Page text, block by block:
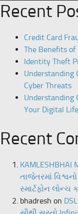
Recent
Credit Card
The Benefits
Identity Theft
Understanding
Cyber Threats
Understanding
Your Digital Life
Recent
KAMLESHBHAI
તાજેતરમાં
સ્માર્ટફોન લોન્ચ
bhadresh on